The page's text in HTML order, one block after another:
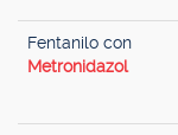
Fentanilo con
Metronidazol